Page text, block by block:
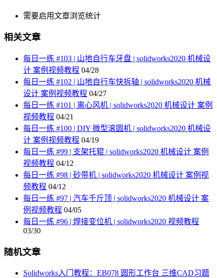
需要启用文章浏览统计
相关文章
每日一练 #103 | 山地自行车牙盘 | solidworks2020 机械设
计 案例视频教程 04/28
每日一练 #102 | 山地自行车快拆轴 | solidworks2020 机械
设计 案例视频教程 04/27
每日一练 #101 | 离心风机 | solidworks2020 机械设计 案例
视频教程 04/21
每日一练 #100 | DIY 微型滚圆机 | solidworks2020 机械设
计 案例视频教程 04/19
每日一练 #99 | 支架托辊 | solidworks2020 机械设计 案例
视频教程 04/12
每日一练 #98 | 砂带机 | solidworks2020 机械设计 案例视
频教程 04/12
每日一练 #97 | 汽车千斤顶 | solidworks2020 机械设计 案
例视频教程 04/05
每日一练 #96 | 焊接变位机 | solidworks2020 视频教程
03/30
随机文章
Solidworks入门教程：EB078 圆形工作台 三维CAD习题